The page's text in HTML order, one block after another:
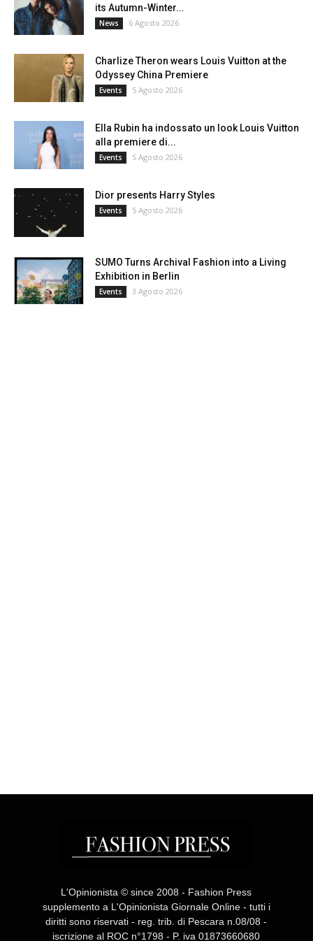
its Autumn-Winter...
News 6 Agosto 2026
Charlize Theron wears Louis Vuitton at the
Odyssey China Premiere
Events 5 Agosto 2026
Ella Rubin ha indossato un look Louis Vuitton
alla premiere di...
Events 5 Agosto 2026
Dior presents Harry Styles
Events 5 Agosto 2026
SUMO Turns Archival Fashion into a Living
Exhibition in Berlin
Events 3 Agosto 2026
L'Opinionista © since 2008 - Fashion Press
supplemento a L'Opinionista Giornale Online - tutti i
diritti sono riservati - reg. trib. di Pescara n.08/08 -
iscrizione al ROC n°1798 - P. iva 01873660680